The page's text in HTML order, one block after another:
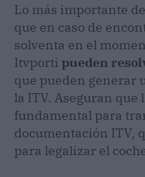
Lo más importante
que en caso de
solventa en el
Itvporti pueden
que pueden generar
la ITV. Aseguran que
fundamental para
documentación ITV,
para legalizar el